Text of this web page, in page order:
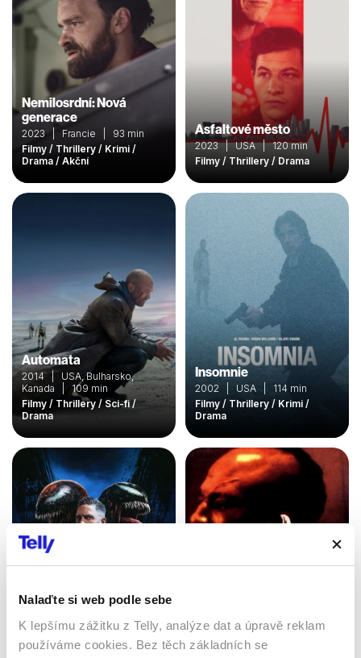
Nalaďte si web podle sebe
K lepšímu zážitku z Telly, analýze dat a úpravě reklam
používáme cookies. Bez těch základních se
Nemilosrdní: Nová
generace
2023 | Francie | 93 min
Filmy / Thrillery / Krimi /
Drama / Akční
Asfaltové město
2023 | USA | 120 min
Filmy / Thrillery / Drama
Automata
2014 | USA, Bulharsko,
Kanada | 109 min
Filmy / Thrillery / Sci-fi /
Drama
Insomnie
2002 | USA | 114 min
Filmy / Thrillery / Krimi /
Drama
Venom 2: Carnage
přichází
Kickboxer 4: Agresor
1994 | USA | 90 min